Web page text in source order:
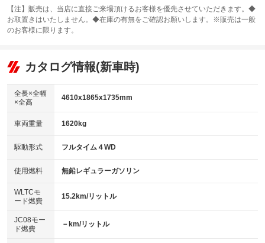
：装備なし
サンルーフ
：装備なし ABS
リフトアップ
：装備なし
：装備なし
パワーウィンドウ
アイドリングストップ
：装備なし
USB入力端子
：装備なし
100V電源
：装備あり
センターデフロック
：装備なし
電動格納ミラー
：装備なし
カーナビ：メモリーナビ他
：装備あり
TV：フルセグ
：装備あり
ビジュアル
：装備なし
：装備あり
革シート
キーレス
HID(キセノンライト)
：装備なし
バックカメラ
：装備あり
エアロ
：装備なし
：装備なし
パワーシート
【注】販売は、当店に直接ご来場頂けるお客様を優先させていただきます。◆
お取置きはいたしません。◆在庫の有無をご確認お願いします。※販売は一般
のお客様に限ります。
カタログ情報(新車時)
全長×全幅
×全高
4610x1865x1735mm
車両重量 1620kg
駆動形式 フルタイム４WD
使用燃料 無鉛レギュラーガソリン
WLTCモ
ード燃費
15.2km/リットル
JC08モー
ド燃費
－km/リットル